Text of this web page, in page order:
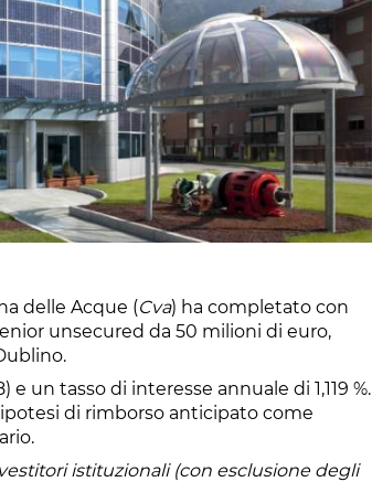
delle Acque (Cva) ha completato con
unsecured da 50 milioni di euro,
un tasso di interesse annuale di 1,119 %.
di rimborso anticipato come
istituzionali (con esclusione degli